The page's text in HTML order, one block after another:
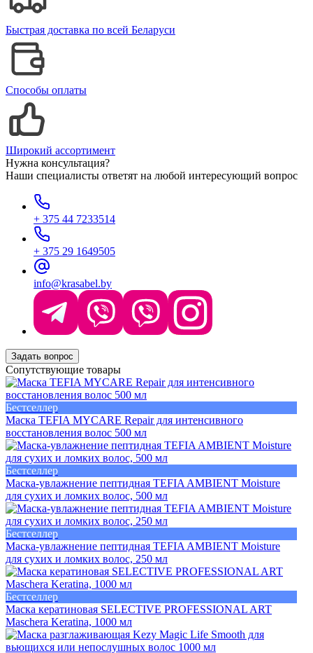
Быстрая доставка по всей Беларуси
Способы оплаты
Широкий ассортимент
Нужна консультация?
Наши специалисты ответят на любой интересующий вопрос
+ 375 44 7233514
+ 375 29 1649505
info@krasabel.by
Задать вопрос
Сопутствующие товары
Бестселлер
Маска TEFIA MYCARE Repair для интенсивного
восстановления волос 500 мл
Бестселлер
Маска-увлажнение пептидная TEFIA AMBIENT Moisture
для сухих и ломких волос, 500 мл
Бестселлер
Маска-увлажнение пептидная TEFIA AMBIENT Moisture
для сухих и ломких волос, 250 мл
Бестселлер
Маска кератиновая SELECTIVE PROFESSIONAL ART
Maschera Keratina, 1000 мл